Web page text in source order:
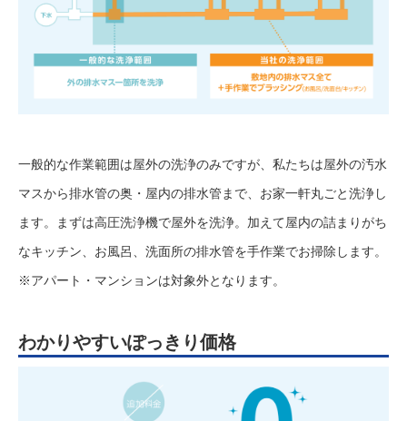
一般的な作業範囲は屋外の洗浄のみですが、私たちは屋外の汚水
マスから排水管の奥・屋内の排水管まで、お家一軒丸ごと洗浄し
ます。まずは高圧洗浄機で屋外を洗浄。加えて屋内の詰まりがち
なキッチン、お風呂、洗面所の排水管を手作業でお掃除します。
※アパート・マンションは対象外となります。
わかりやすいぽっきり価格